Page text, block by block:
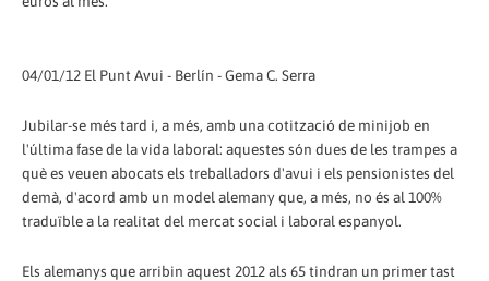
04/01/12 El Punt Avui - Berlín - Gema C. Serra
Jubilar-se més tard i, a més, amb una cotització de minijob en
l'última fase de la vida laboral: aquestes són dues de les trampes a
què es veuen abocats els treballadors d'avui i els pensionistes del
demà, d'acord amb un model alemany que, a més, no és al 100%
traduïble a la realitat del mercat social i laboral espanyol.
Els alemanys que arribin aquest 2012 als 65 tindran un primer tast